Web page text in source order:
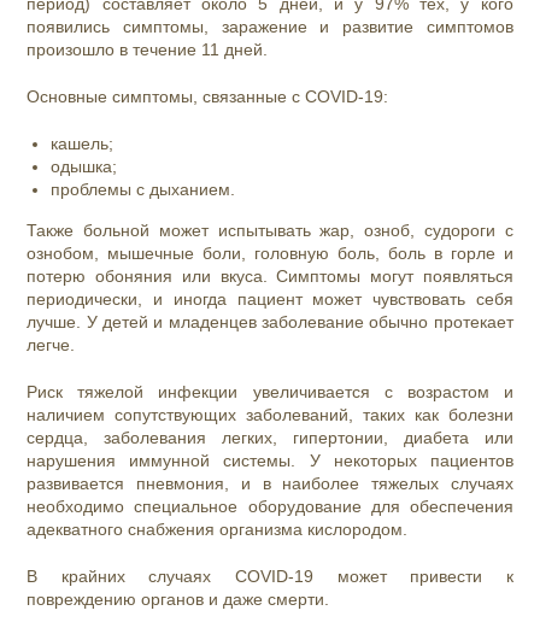
появились симптомы, заражение и развитие симптомов
произошло в течение 11 дней.
Основные симптомы, связанные с COVID-19:
кашель;
одышка;
проблемы с дыханием.
Также больной может испытывать жар, озноб, судороги с
ознобом, мышечные боли, головную боль, боль в горле и
потерю обоняния или вкуса. Симптомы могут появляться
периодически, и иногда пациент может чувствовать себя
лучше. У детей и младенцев заболевание обычно протекает
легче.
Риск тяжелой инфекции увеличивается с возрастом и
наличием сопутствующих заболеваний, таких как болезни
сердца, заболевания легких, гипертонии, диабета или
нарушения иммунной системы. У некоторых пациентов
развивается пневмония, и в наиболее тяжелых случаях
необходимо специальное оборудование для обеспечения
адекватного снабжения организма кислородом.
В крайних случаях COVID-19 может привести к
повреждению органов и даже смерти.